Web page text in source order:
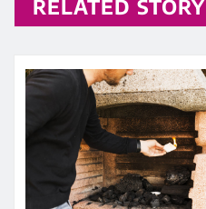
RELATED STORY